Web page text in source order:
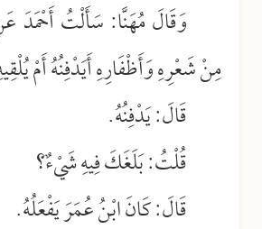
وَقَالَ مُهَنَّا: سَأَلْتُ أَحْمَدَ
مِنْ شَعْرِهِ وَأَظْفَارِهِ أَيَدْفِنُهُ أَمْ
قَالَ: يَدْفِنُهُ.
قُلْتُ: بَلَغَكَ فِيهِ شَيْءٌ؟
قَالَ: كَانَ ابْنُ عُمَرَ يَفْعَلُهُ.